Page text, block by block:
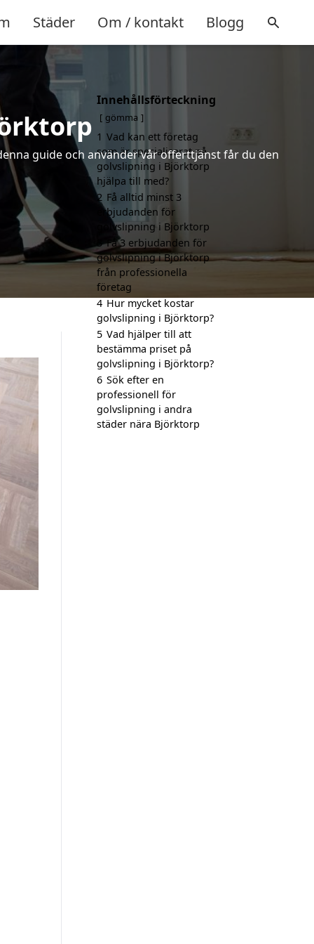
Städer Om / kontakt Blogg
guide och använder vår offerttjänst får du den
Innehållsförteckning
gömma
1 Vad kan ett företag
som är specialiserat på
golvslipning i Björktorp
hjälpa till med?
2 Få alltid minst 3
erbjudanden för
golvslipning i Björktorp
3 Få 3 erbjudanden för
golvslipning i Björktorp
från professionella
företag
4 Hur mycket kostar
golvslipning i Björktorp?
5 Vad hjälper till att
bestämma priset på
golvslipning i Björktorp?
6 Sök efter en
professionell för
golvslipning i andra
städer nära Björktorp